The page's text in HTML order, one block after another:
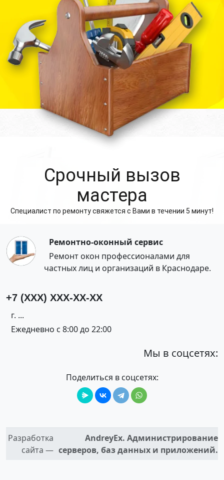
Cрочный вызов
мастера
Специалист по ремонту свяжется с Вами в течении 5 минут!
Ремонтно-оконный сервис
Ремонт окон профессионалами для
частных лиц и организаций в Краснодаре.
+7 (XXX) XXX-XX-XX
г. ...
Ежедневно с 8:00 до 22:00
Мы в соцсетях:
Поделиться в соцсетях:
Разработка
сайта —
AndreyEx. Администрирование
серверов, баз данных и приложений.